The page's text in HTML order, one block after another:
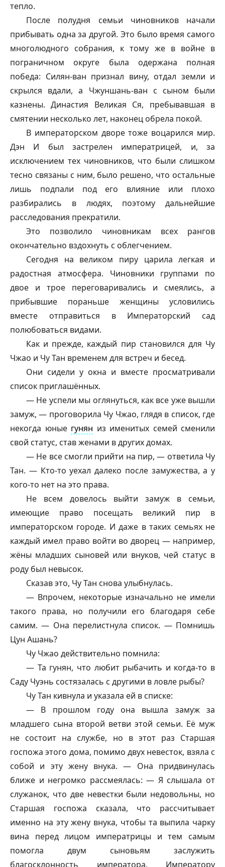
тепло.
После полудня семьи чиновников начали
прибывать одна за другой. Это было время самого
многолюдного собрания, к тому же в войне в
пограничном округе была одержана полная
победа: Силян-ван признал вину, отдал земли и
скрылся вдали, а Чжуншань-ван с сыном были
казнены. Династия Великая Ся, пребывавшая в
смятении несколько лет, наконец обрела покой.
В императорском дворе тоже воцарился мир.
Дэн И был застрелен императрицей, и, за
исключением тех чиновников, что были слишком
тесно связаны с ним, было решено, что остальные
лишь подпали под его влияние или плохо
разбирались в людях, поэтому дальнейшие
расследования прекратили.
Это позволило чиновникам всех рангов
окончательно вздохнуть с облегчением.
Сегодня на великом пиру царила легкая и
радостная атмосфера. Чиновники группами по
двое и трое переговаривались и смеялись, а
прибывшие пораньше женщины условились
вместе отправиться в Императорский сад
полюбоваться видами.
Как и прежде, каждый пир становился для Чу
Чжао и Чу Тан временем для встреч и бесед.
Они сидели у окна и вместе просматривали
список приглашённых.
— Не успели мы оглянуться, как все уже вышли
замуж, — проговорила Чу Чжао, глядя в список, где
некогда юные гунян из именитых семей сменили
свой статус, став женами в других домах.
— Не все смогли прийти на пир, — ответила Чу
Тан. — Кто-то уехал далеко после замужества, а у
кого-то нет на это права.
Не всем довелось выйти замуж в семьи,
имеющие право посещать великий пир в
императорском городе. И даже в таких семьях не
каждый имел право войти во дворец — например,
жёны младших сыновей или внуков, чей статус в
роду был невысок.
Сказав это, Чу Тан снова улыбнулась.
— Впрочем, некоторые изначально не имели
такого права, но получили его благодаря себе
самим. — Она перелистнула список. — Помнишь
Цун Ашань?
Чу Чжао действительно помнила:
— Та гунян, что любит рыбачить и когда-то в
Саду Чуэнь состязалась с другими в ловле рыбы?
Чу Тан кивнула и указала ей в списке:
— В прошлом году она вышла замуж за
младшего сына второй ветви этой семьи. Её муж
не состоит на службе, но в этот раз Старшая
госпожа этого дома, помимо двух невесток, взяла с
собой и эту жену внука. — Она придвинулась
ближе и негромко рассмеялась: — Я слышала от
служанок, что две невестки были недовольны, но
Старшая госпожа сказала, что рассчитывает
именно на эту жену внука, чтобы та выпила чарку
вина перед лицом императрицы и тем самым
помогла двум сыновьям заслужить
благосклонность императора. Императору